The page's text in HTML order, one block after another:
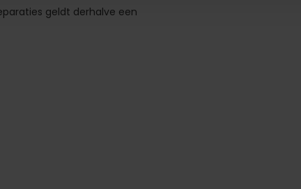
geldt derhalve een